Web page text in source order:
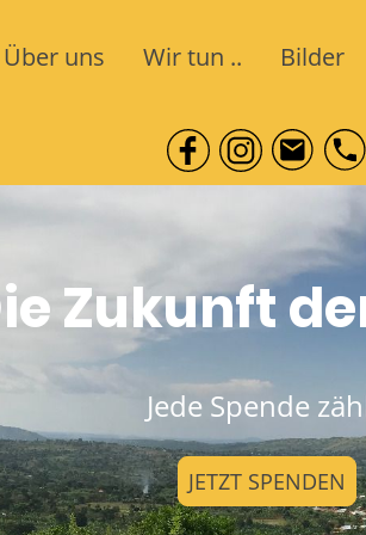
Über uns Wir tun .. Bilder
Zukunft
Jede Spende
JETZT SPENDEN